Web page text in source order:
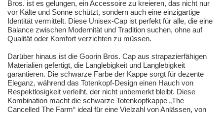
Bros. ist es gelungen, ein Accessoire zu kreieren, das nicht nur
vor Kälte und Sonne schützt, sondern auch eine einzigartige
Identität vermittelt. Diese Unisex-Cap ist perfekt für alle, die eine
Balance zwischen Modernität und Tradition suchen, ohne auf
Qualität oder Komfort verzichten zu müssen.
Darüber hinaus ist die Goorin Bros. Cap aus strapazierfähigen
Materialien gefertigt, die Langlebigkeit und Langlebigkeit
garantieren. Die schwarze Farbe der Kappe sorgt für dezente
Eleganz, während das Totenkopf-Design einen Hauch von
Respektlosigkeit verleiht, der nicht unbemerkt bleibt. Diese
Kombination macht die schwarze Totenkopfkappe „The
Cancelled The Farm“ ideal für eine Vielzahl von Anlässen, von